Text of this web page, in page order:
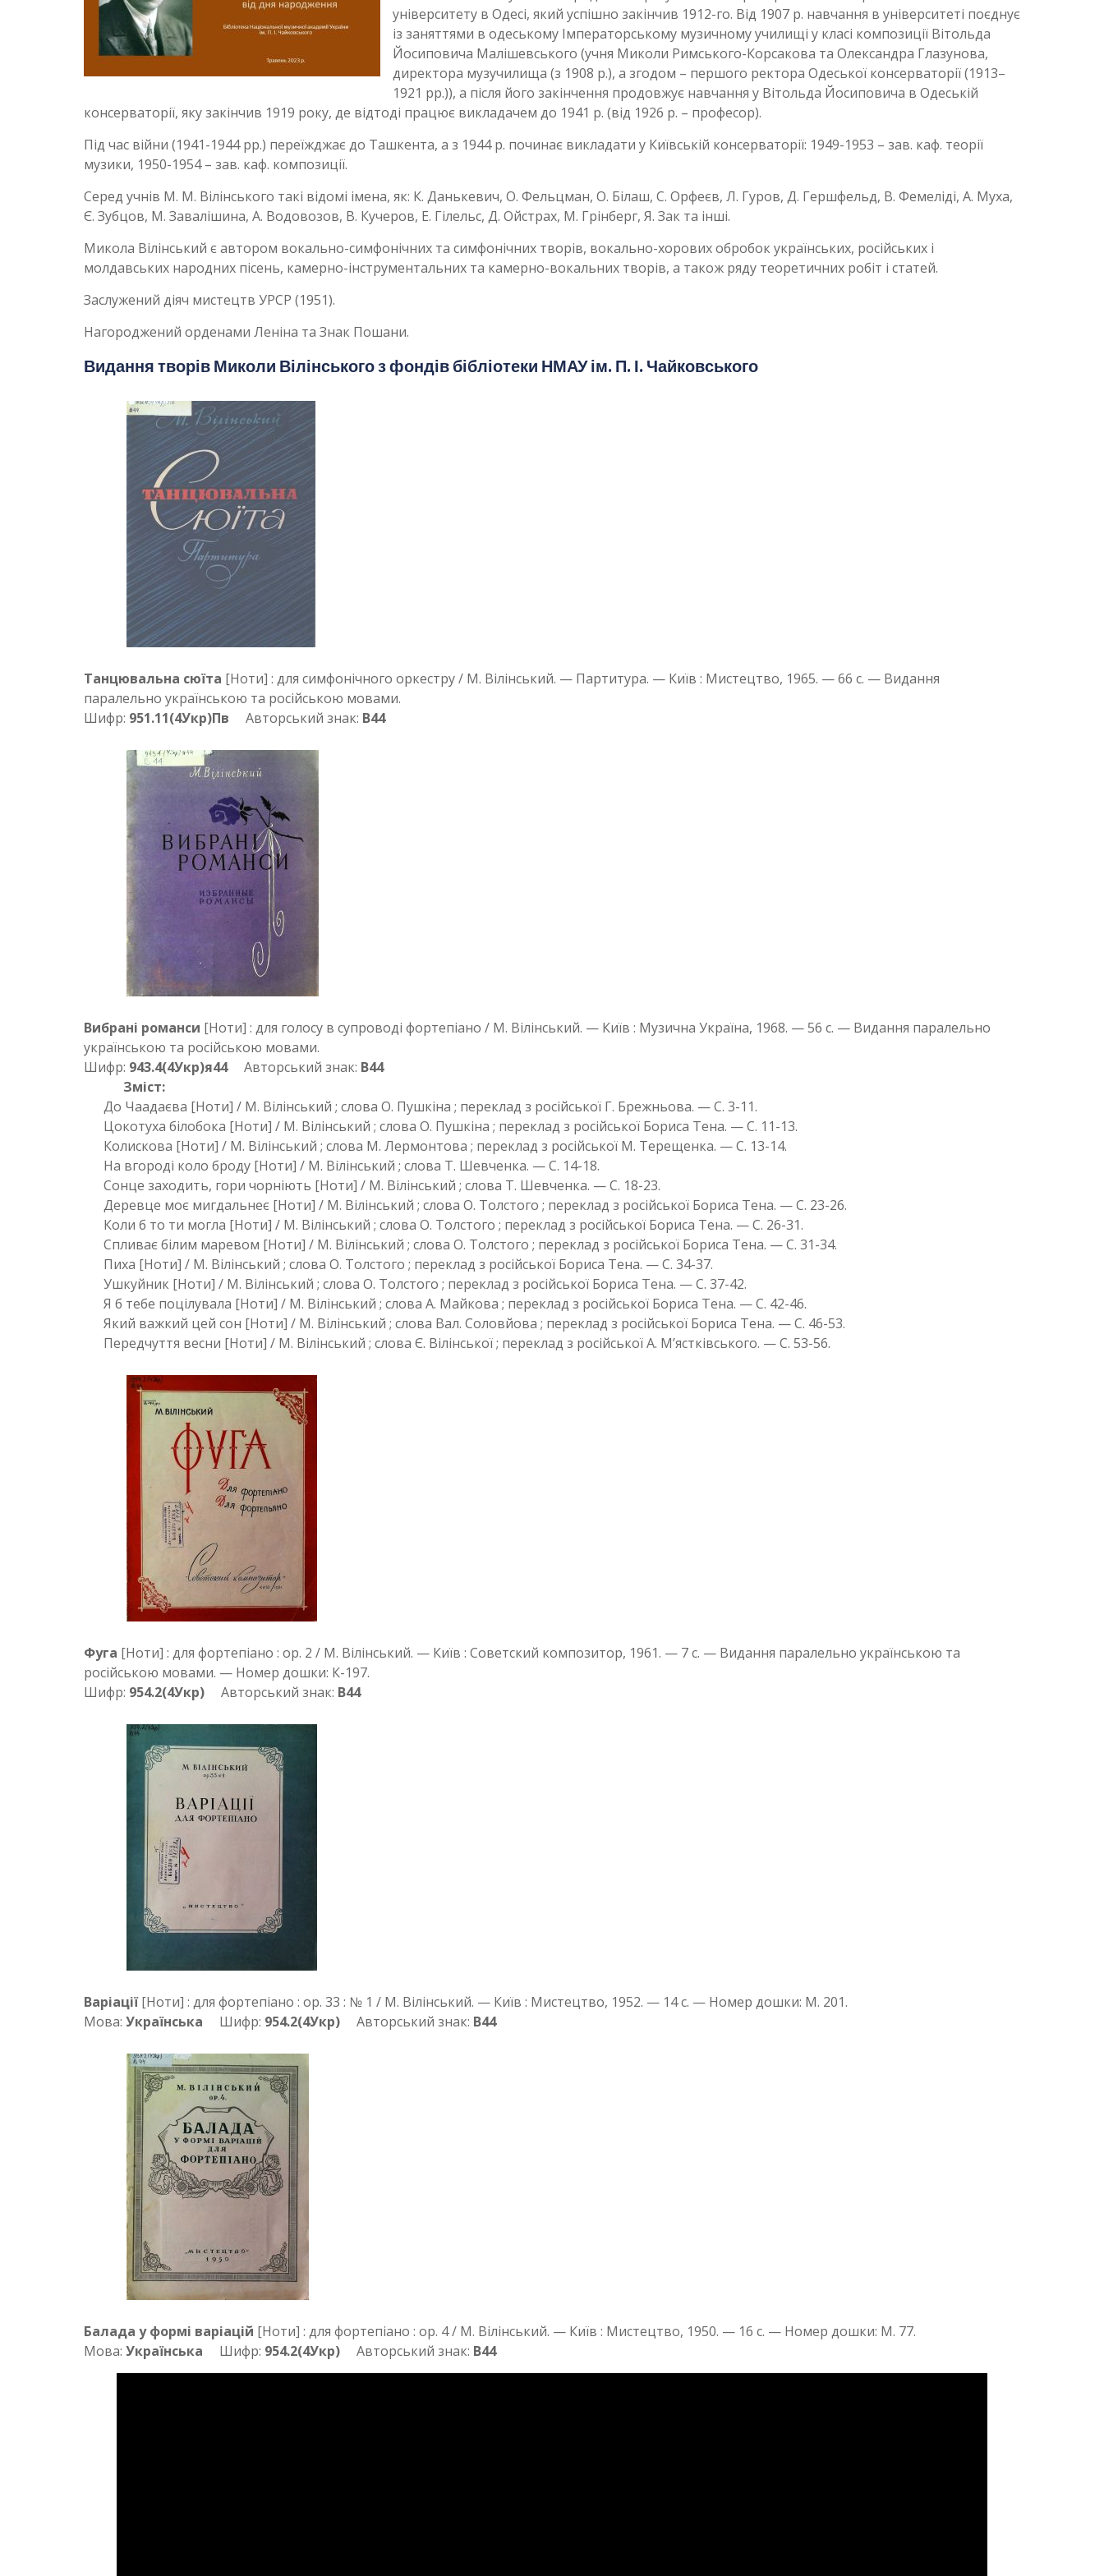
університету в Одесі, який успішно закінчив 1912-го. Від 1907 р. навчання в університеті поєднує
із заняттями в одеському Імператорському музичному училищі у класі композиції Вітольда
Йосиповича Малішевського (учня Миколи Римського-Корсакова та Олександра Глазунова,
директора музучилища (з 1908 р.), а згодом – першого ректора Одеської консерваторії (1913–
1921 рр.)), а після його закінчення продовжує навчання у Вітольда Йосиповича в Одеській
консерваторії, яку закінчив 1919 року, де відтоді працює викладачем до 1941 р. (від 1926 р. – професор).
Під час війни (1941-1944 рр.) переїжджає до Ташкента, а з 1944 р. починає викладати у Київській консерваторії: 1949-1953 – зав. каф. теорії
музики, 1950-1954 – зав. каф. композиції.
Серед учнів М. М. Вілінського такі відомі імена, як: К. Данькевич, О. Фельцман, О. Білаш, С. Орфеєв, Л. Гуров, Д. Гершфельд, В. Фемеліді, А. Муха,
Є. Зубцов, М. Завалішина, А. Водовозов, В. Кучеров, Е. Гілельс, Д. Ойстрах, М. Грінберг, Я. Зак та інші.
Микола Вілінський є автором вокально-симфонічних та симфонічних творів, вокально-хорових обробок українських, російських і
молдавських народних пісень, камерно-інструментальних та камерно-вокальних творів, а також ряду теоретичних робіт і статей.
Заслужений діяч мистецтв УРСР (1951).
Нагороджений орденами Леніна та Знак Пошани.
Видання творів Миколи Вілінського з фондів бібліотеки НМАУ ім. П. І. Чайковського
Танцювальна сюїта [Ноти] : для симфонічного оркестру / М. Вілінський. — Партитура. — Київ : Мистецтво, 1965. — 66 с. — Видання
паралельно українською та російською мовами.
Шифр: 951.11(4Укр)Пв Авторський знак: В44
Вибрані романси [Ноти] : для голосу в супроводі фортепіано / М. Вілінський. — Київ : Музична Україна, 1968. — 56 с. — Видання паралельно
українською та російською мовами.
Шифр: 943.4(4Укр)я44Авторський знак: В44
Зміст:
До Чаадаєва [Ноти] / М. Вілінський ; слова О. Пушкіна ; переклад з російської Г. Брежньова. — С. 3-11.
Цокотуха білобока [Ноти] / М. Вілінський ; слова О. Пушкіна ; переклад з російської Бориса Тена. — С. 11-13.
Колискова [Ноти] / М. Вілінський ; слова М. Лермонтова ; переклад з російської М. Терещенка. — С. 13-14.
На вгороді коло броду [Ноти] / М. Вілінський ; слова Т. Шевченка. — С. 14-18.
Сонце заходить, гори чорніють [Ноти] / М. Вілінський ; слова Т. Шевченка. — С. 18-23.
Деревце моє мигдальнеє [Ноти] / М. Вілінський ; слова О. Толстого ; переклад з російської Бориса Тена. — С. 23-26.
Коли б то ти могла [Ноти] / М. Вілінський ; слова О. Толстого ; переклад з російської Бориса Тена. — С. 26-31.
Спливає білим маревом [Ноти] / М. Вілінський ; слова О. Толстого ; переклад з російської Бориса Тена. — С. 31-34.
Пиха [Ноти] / М. Вілінський ; слова О. Толстого ; переклад з російської Бориса Тена. — С. 34-37.
Ушкуйник [Ноти] / М. Вілінський ; слова О. Толстого ; переклад з російської Бориса Тена. — С. 37-42.
Я б тебе поцілувала [Ноти] / М. Вілінський ; слова А. Майкова ; переклад з російської Бориса Тена. — С. 42-46.
Який важкий цей сон [Ноти] / М. Вілінський ; слова Вал. Соловйова ; переклад з російської Бориса Тена. — С. 46-53.
Передчуття весни [Ноти] / М. Вілінський ; слова Є. Вілінської ; переклад з російської А. М’ястківського. — С. 53-56.
Фуга [Ноти] : для фортепіано : ор. 2 / М. Вілінський. — Київ : Советский композитор, 1961. — 7 с. — Видання паралельно українською та
російською мовами. — Номер дошки: К-197.
Шифр: 954.2(4Укр) Авторський знак: В44
Варіації[Ноти] : для фортепіано : ор. 33 : № 1 / М. Вілінський. — Київ : Мистецтво, 1952. — 14 с. — Номер дошки: М. 201.
Мова: Українська Шифр: 954.2(4Укр) Авторський знак: В44
Балада у формi варiацiй [Ноти] : для фортепіано : ор. 4 / М. Вілінський. — Київ : Мистецтво, 1950. — 16 с. — Номер дошки: М. 77.
Мова: Українська Шифр: 954.2(4Укр) Авторський знак: В44